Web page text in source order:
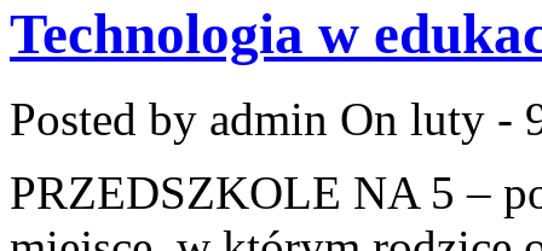
Technologia w
Posted by admin On luty -
PRZEDSZKOLE NA 5 –